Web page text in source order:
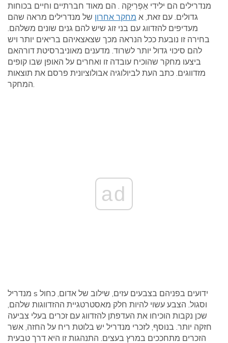
מנדרילים הם ילידי אַפְרִיקָה . הם מאוד חברתיים וחיים בכוחות
גדולים. עם זאת, א מחקר אחרון של מנדרילים מראה שהם
מעדיפים להזדווג עם בני זוג שיש להם גנים שונים משלהם.
בחירה זו נובעת ככל הנראה מכך שצאצאיהם בריאים יותר ויש
להם סיכוי גדול יותר לשרוד. מדענים מאוניברסיטת דורהאם
ביצעו מחקר שהוכיח עובדה זו ואחרים על האופן שבו קופים
מזדווגים. כתב העת לביולוגיה אבולוציונית פרסם את תוצאות
המחקר.
ad
מנדריל s ידועים בפניהם בצבעים עזים, שילוב של אדום, כחול
וסגול. הצבע עשוי להיות חלק מאסטרטגיית ההזדווגות שלהם,
שכן נקבות הוכיחו את העדפתן להזדווג עם זכרים בעלי צביעה
חזקה יותר. בנוסף, לזכרי מנדריל יש בלוטת ריח על החזה, אשר
הזכרים מתחככים במרץ בעצים. התנהגות זו היא דרך טבעית